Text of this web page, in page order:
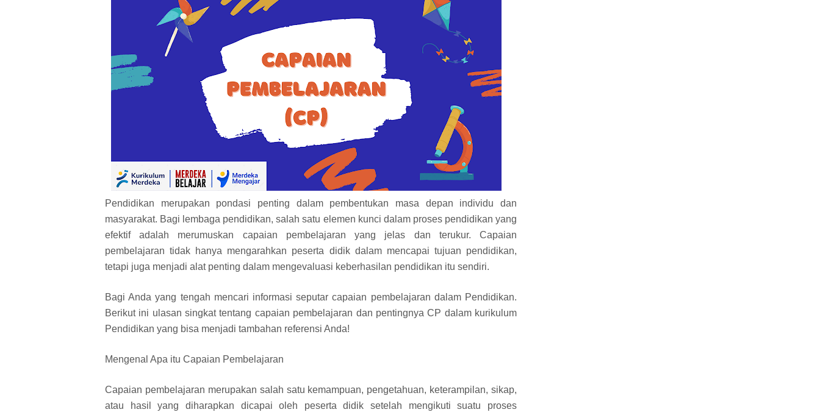
Pendidikan merupakan pondasi penting dalam pembentukan masa depan individu dan
masyarakat. Bagi lembaga pendidikan, salah satu elemen kunci dalam proses pendidikan yang
efektif adalah merumuskan capaian pembelajaran yang jelas dan terukur. Capaian
pembelajaran tidak hanya mengarahkan peserta didik dalam mencapai tujuan pendidikan,
tetapi juga menjadi alat penting dalam mengevaluasi keberhasilan pendidikan itu sendiri.
Bagi Anda yang tengah mencari informasi seputar capaian pembelajaran dalam Pendidikan.
Berikut ini ulasan singkat tentang capaian pembelajaran dan pentingnya CP dalam kurikulum
Pendidikan yang bisa menjadi tambahan referensi Anda!
Mengenal Apa itu Capaian Pembelajaran
Capaian pembelajaran merupakan salah satu kemampuan, pengetahuan, keterampilan, sikap,
atau hasil yang diharapkan dicapai oleh peserta didik setelah mengikuti suatu proses